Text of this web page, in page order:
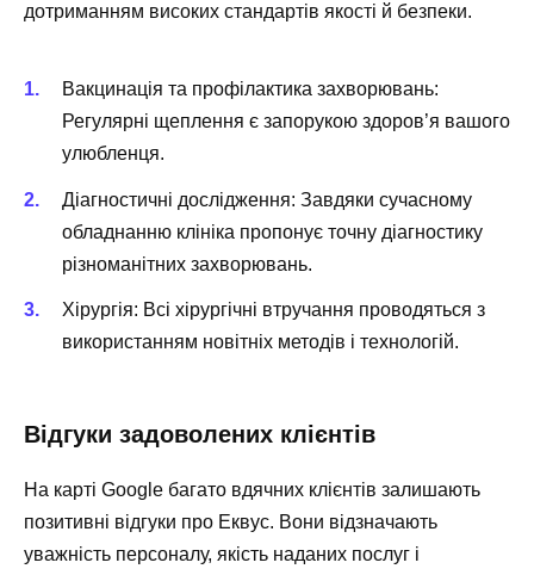
дотриманням високих стандартів якості й безпеки.
Вакцинація та профілактика захворювань:
Регулярні щеплення є запорукою здоров’я вашого
улюбленця.
Діагностичні дослідження: Завдяки сучасному
обладнанню клініка пропонує точну діагностику
різноманітних захворювань.
Хірургія: Всі хірургічні втручання проводяться з
використанням новітніх методів і технологій.
Відгуки задоволених клієнтів
На карті Google багато вдячних клієнтів залишають
позитивні відгуки про Еквус. Вони відзначають
уважність персоналу, якість наданих послуг і